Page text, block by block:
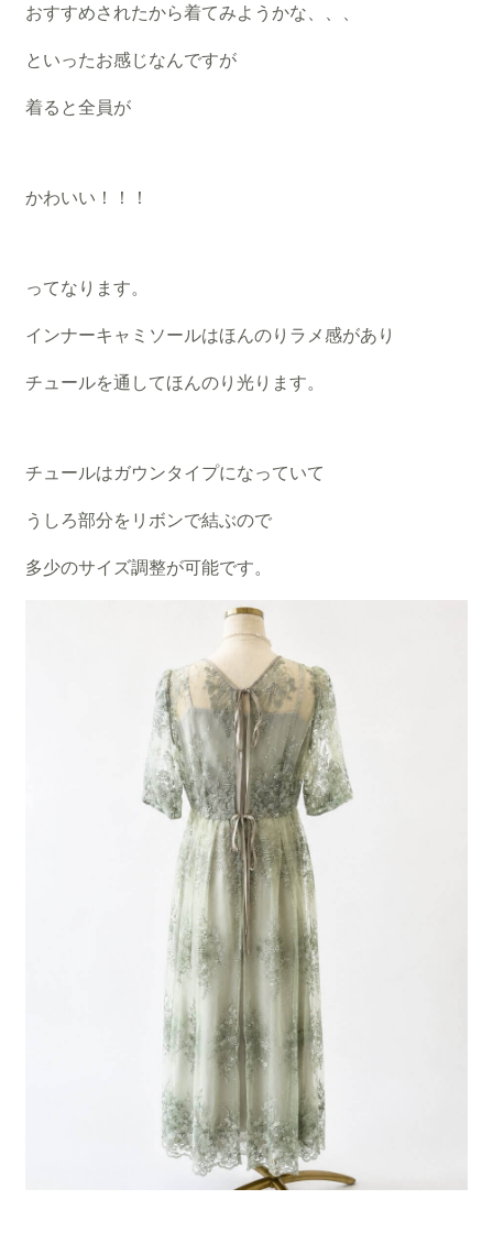
おすすめされたから着てみようかな、、、
といったお感じなんですが
着ると全員が
かわいい！！！
ってなります。
インナーキャミソールはほんのりラメ感があり
チュールを通してほんのり光ります。
チュールはガウンタイプになっていて
うしろ部分をリボンで結ぶので
多少のサイズ調整が可能です。